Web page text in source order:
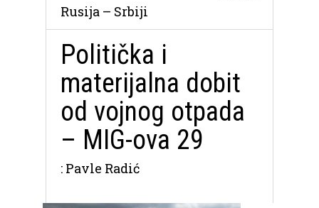
Rusija – Srbiji
Politička i
materijalna dobit
od vojnog otpada
– MIG-ova 29
: Pavle Radić